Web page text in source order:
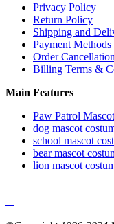
Privacy Policy
Return Policy
Shipping and
Payment Methods
Order Cancellation
Billing Terms &
Main Features
Paw Patrol
dog mascot
school mascot
bear mascot
lion mascot